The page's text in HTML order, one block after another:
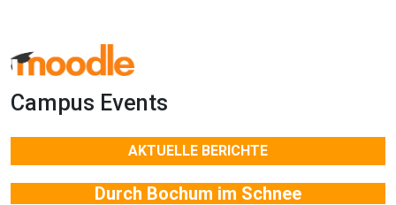
Campus Events
AKTUELLE BERICHTE
Durch Bochum im Schnee